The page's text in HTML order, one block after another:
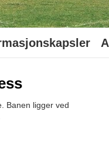
Banen ligger ved